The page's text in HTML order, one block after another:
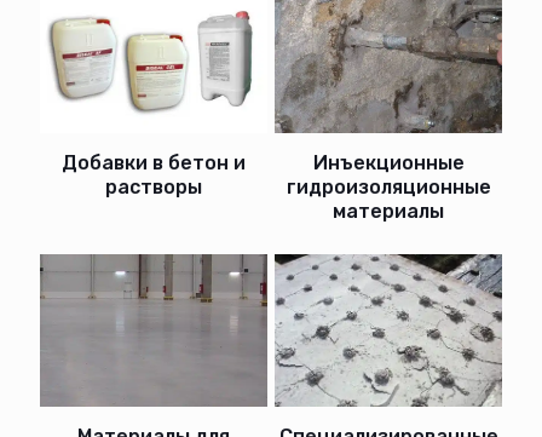
Добавки в бетон и
растворы
Инъекционные
гидроизоляционные
материалы